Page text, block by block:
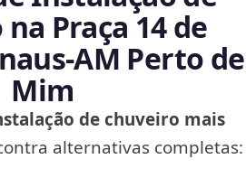
Praça 14 de
Perto de
Mim
de chuveiro mais
alternativas completas: